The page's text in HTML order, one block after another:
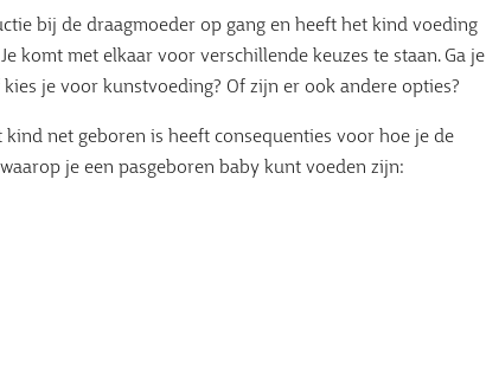
bij de draagmoeder op gang en heeft het kind voeding
komt met elkaar voor verschillende keuzes te staan. Ga
je voor kunstvoeding? Of zijn er ook andere opties?
kind net geboren is heeft consequenties voor hoe je de
je een pasgeboren baby kunt voeden zijn: